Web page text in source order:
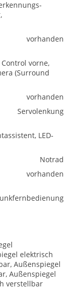
vorhanden
vorne,
(Surround
vorhanden
Servolenkung
LED-
Notrad
vorhanden
elektrisch
Außenspiegel
Außenspiegel
verstellbar